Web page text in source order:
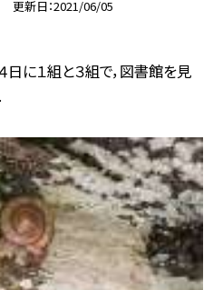
更新日 2021/06/05
日に１組と３組で，図書館を見